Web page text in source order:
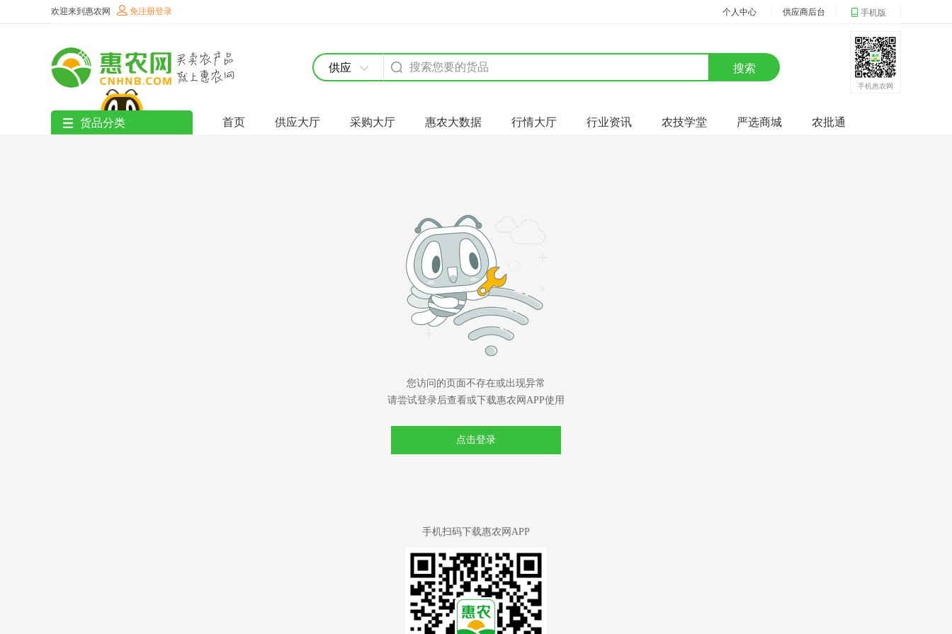
欢迎来到惠农网 免注册登录 个人中心 供应商后台 手机版
供应 搜索
手机惠农网
货品分类 首页 供应大厅 采购大厅 惠农大数据 行情大厅 行业资讯 农技学堂 严选商城 农批通
您访问的页面不存在或出现异常
请尝试登录后查看或下载惠农网APP使用
点击登录
手机扫码下载惠农网APP